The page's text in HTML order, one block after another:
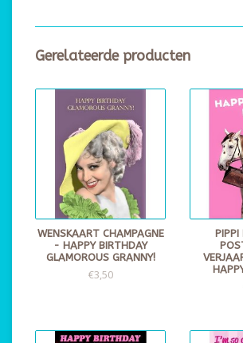
Gerelateerde producten
WENSKAART CHAMPAGNE
- HAPPY BIRTHDAY
GLAMOROUS GRANNY!
€3,50
PIPPI